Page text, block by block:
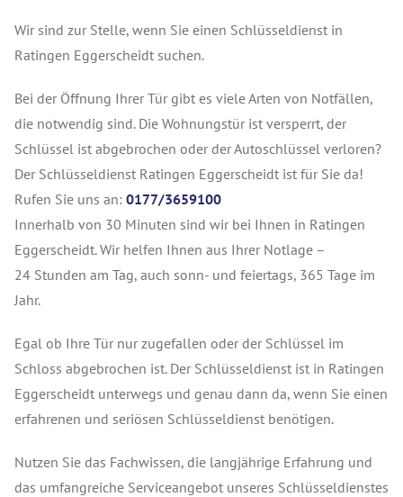
Wir sind zur Stelle, wenn Sie einen Schlüsseldienst in
Ratingen Eggerscheidt suchen.
Bei der Öffnung Ihrer Tür gibt es viele Arten von Notfällen,
die notwendig sind. Die Wohnungstür ist versperrt, der
Schlüssel ist abgebrochen oder der Autoschlüssel verloren?
Der Schlüsseldienst Ratingen Eggerscheidt ist für Sie da!
Rufen Sie uns an: 0177/3659100
Innerhalb von 30 Minuten sind wir bei Ihnen in Ratingen
Eggerscheidt. Wir helfen Ihnen aus Ihrer Notlage –
24 Stunden am Tag, auch sonn- und feiertags, 365 Tage im
Jahr.
Egal ob Ihre Tür nur zugefallen oder der Schlüssel im
Schloss abgebrochen ist. Der Schlüsseldienst ist in Ratingen
Eggerscheidt unterwegs und genau dann da, wenn Sie einen
erfahrenen und seriösen Schlüsseldienst benötigen.
Nutzen Sie das Fachwissen, die langjährige Erfahrung und
das umfangreiche Serviceangebot unseres Schlüsseldienstes